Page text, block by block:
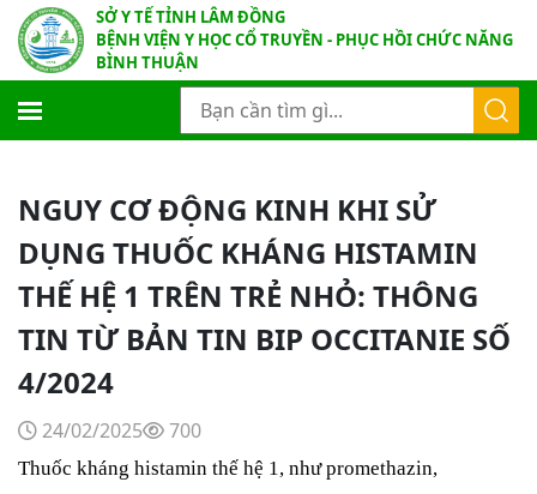
SỞ Y TẾ TỈNH LÂM ĐỒNG
BỆNH VIỆN Y HỌC CỔ TRUYỀN - PHỤC HỒI CHỨC NĂNG
BÌNH THUẬN
NGUY CƠ ĐỘNG KINH KHI SỬ
DỤNG THUỐC KHÁNG HISTAMIN
THẾ HỆ 1 TRÊN TRẺ NHỎ: THÔNG
TIN TỪ BẢN TIN BIP OCCITANIE SỐ
4/2024
24/02/2025 700
Thuốc kháng histamin thế hệ 1, như promethazin,